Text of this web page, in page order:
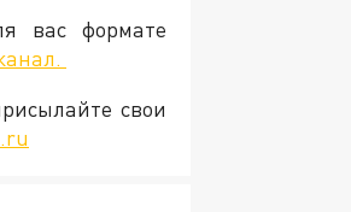
вас формате
свои